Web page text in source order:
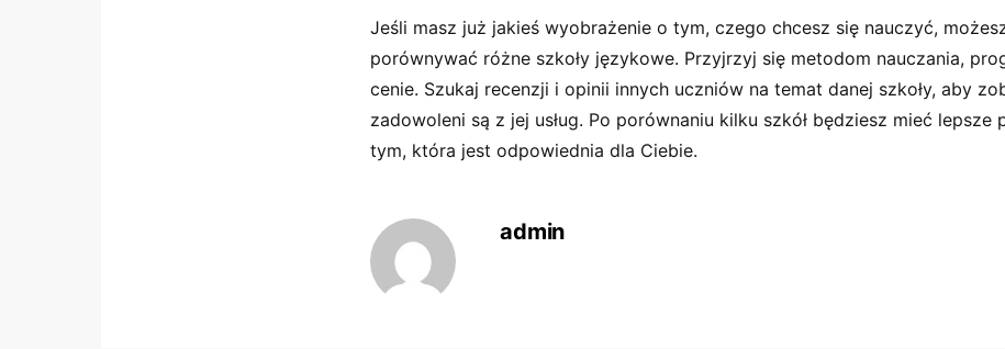
Jeśli masz już jakieś wyobrażenie o tym, czego chcesz się nauczyć,
porównywać różne szkoły językowe. Przyjrzyj się metodom nauczania,
cenie. Szukaj recenzji i opinii innych uczniów na temat danej szkoły, aby
zadowoleni są z jej usług. Po porównaniu kilku szkół będziesz mieć lepsze
tym, która jest odpowiednia dla Ciebie.
admin